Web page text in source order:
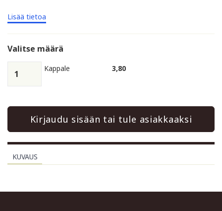
Lisää tietoa
Valitse määrä
Kappale 3,80
Kirjaudu sisään tai tule asiakkaaksi
KUVAUS